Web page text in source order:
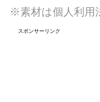
※素材は個人利用
スポンサーリンク